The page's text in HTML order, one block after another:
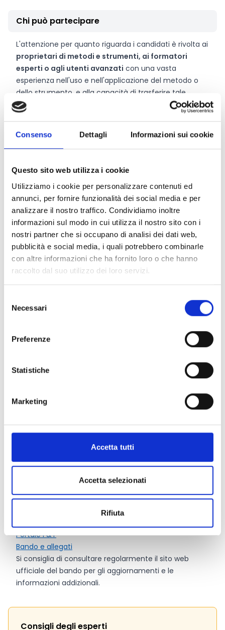
Consenso Dettagli Informazioni sui cookie
Questo sito web utilizza i cookie
Utilizziamo i cookie per personalizzare contenuti ed
annunci, per fornire funzionalità dei social media e per
analizzare il nostro traffico. Condividiamo inoltre
informazioni sul modo in cui utilizza il nostro sito con i
nostri partner che si occupano di analisi dei dati web,
pubblicità e social media, i quali potrebbero combinarle
con altre informazioni che ha fornito loro o che hanno
raccolto dal suo utilizzo dei loro servizi.
delNecessari
Preferenze
Statistiche
Marketing
Accetta tutti
Accetta selezionati
Rifiuta
Chi può partecipare
L'attenzione per quanto riguarda i candidati è rivolta ai
proprietari di metodi e strumenti, ai formatori
esperti o agli utenti avanzati con una vasta
esperienza nell'uso e nell'applicazione del metodo o
dello strumento, e alla capacità di trasferire tale
esperienza ai destinatari del TA&TP e di metterli in
grado di usare e applicare il metodo o lo strumento da
Le candidature devono coinvolgereenti (persone
partecipano al Programma Europa digitale. Al
momento del lancio del bando, questi Paesi sono
l'UE27, l'Islanda, il Liechtenstein, la Norvegia, la Turchia,
il Montenegro, la Macedonia del Nord, la Serbia e
l'Ucraina. Un elenco aggiornato dei Paesi è disponibile
qui.
Entità del contributo
Dotazione finanziaria complessiva:21.000 Euro
I contratti TA&TP saranno assegnati in base al budget
disponibile e alla graduatoria delle proposte valutate,
formazione che superano la soglia di valutazione
assegnati dipenderà quindi dalle offerte di prezzo e dal
numero di offerte che supereranno la valutazione. In
Le offerte TA&T devono ottenere un punteggio
che non raggiungono le soglie minime di qualità
all'offerta economicamente più
vantaggiosa(Cfr. par. 3.3 del bando).
Link e Documenti
Portale F&T
Bando e allegati
Si consiglia di consultare regolarmente il sito web
ufficiale del bando per gli aggiornamenti e le
informazioni addizionali.
Consigli degli esperti